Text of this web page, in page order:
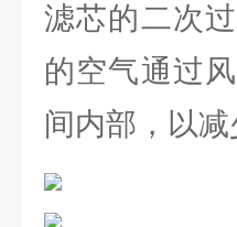
滤芯的二次
的空气通过
间内部，以